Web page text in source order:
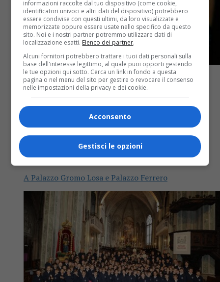
La mostra del grande fotografo Steve
McCurry
A Palazzo Gromo Losa e Palazzo Ferrero
informazioni raccolte dal tuo dispositivo (come cookie,
identificatori univoci e altri dati del dispositivo) potrebbero
essere condivise con questi ultimi, da loro visualizzate e
memorizzate oppure essere usate nello specifico da questo
sito. Noi e i nostri partner potremmo utilizzare dati di
localizzazione esatti. Elenco dei partner.
Alcuni fornitori potrebbero trattare i tuoi dati personali sulla
base dell'interesse legittimo, al quale puoi opporti gestendo
le tue opzioni qui sotto. Cerca un link in fondo a questa
pagina o nel menu del sito per gestire o revocare il consenso
nelle impostazioni della privacy e dei cookie.
Acconsento
Gestisci le opzioni